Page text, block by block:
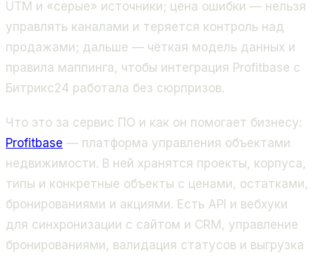
UTM и «серые» источники; цена ошибки — нельзя
управлять каналами и теряется контроль над
продажами; дальше — чёткая модель данных и
правила маппинга, чтобы интеграция Profitbase с
Битрикс24 работала без сюрпризов.
Что это за сервис ПО и как он помогает бизнесу:
Profitbase — платформа управления объектами
недвижимости. В ней хранятся проекты, корпуса,
типы и конкретные объекты с ценами, остатками,
бронированиями и акциями. Есть API и вебхуки
для синхронизации с сайтом и CRM, управление
бронированиями, валидация статусов и выгрузка